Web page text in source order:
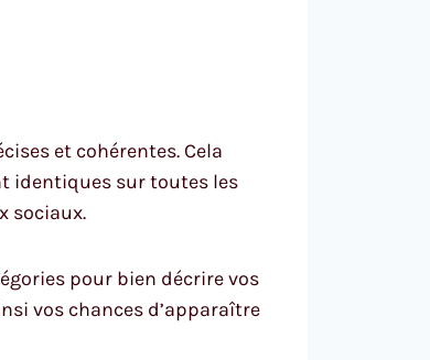
et cohérentes. Cela
identiques sur toutes les
sociaux.
pour bien décrire vos
vos chances d’apparaître